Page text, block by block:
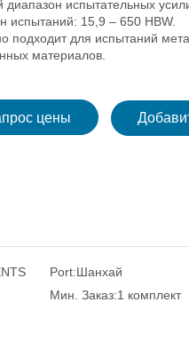
испытательных
испытаний: 15,9 – 650 HBW.
подходит для испытаний
материалов.
цены
Port:Шанхай
Мин. Заказ:1 комплект